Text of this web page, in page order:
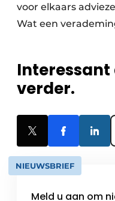
voor elkaars
Wat een
Interessant
verder.
NIEUWSBRIEF
Meld u aan om